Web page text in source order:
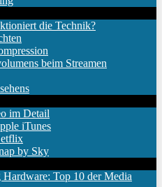
die Technik?
beim Streamen
im Detail
iTunes
by Sky
Hardware: Top 10 der Media